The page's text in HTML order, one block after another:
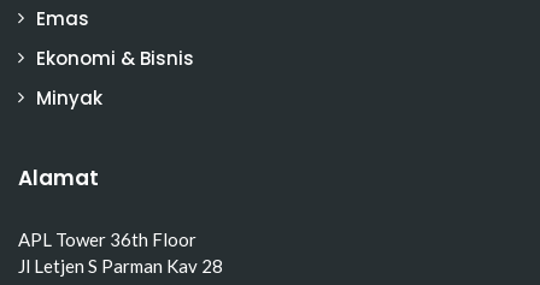
Emas
Ekonomi & Bisnis
Minyak
Alamat
APL Tower 36th Floor
Jl Letjen S Parman Kav 28